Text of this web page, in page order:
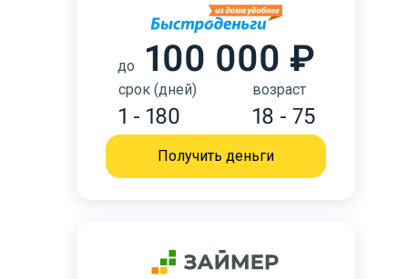
до 100 000 ₽
срок (дней)
1 - 180
возраст
18 - 75
Получить деньги